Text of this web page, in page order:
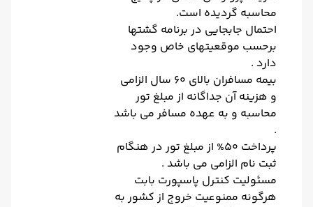
محاسبه گردیده است.
احتمال جابجایی در برنامه گشتها
برحسب موقعیتهای خاص وجود
دارد .
بیمه مسافران بالای 60 سال الزامی
و هزینه آن جداگانه از مبلغ تور
محاسبه و به عهده مسافر می باشد
.
پرداخت 50% از مبلغ تور در هنگام
ثبت نام الزامی می باشد .
مسئولیت کنترل پاسپورت بابت
هرگونه ممنوعیت خروج از کشور به